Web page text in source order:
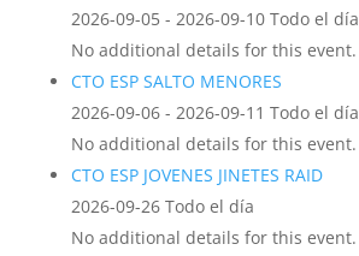
2026-09-05 - 2026-09-10 Todo el día
No additional details for this event.
CTO ESP SALTO MENORES
2026-09-06 - 2026-09-11 Todo el día
No additional details for this event.
CTO ESP JOVENES JINETES RAID
2026-09-26 Todo el día
No additional details for this event.